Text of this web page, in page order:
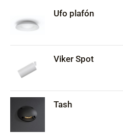
Ufo plafón
Viker Spot
Tash